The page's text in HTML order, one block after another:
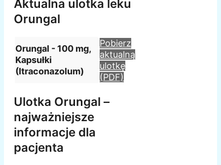
Aktualna ulotka leku
Orungal
Orungal - 100 mg,
Kapsułki
(Itraconazolum)
Pobierz
aktualną
ulotkę
(PDF)
Ulotka Orungal –
najważniejsze
informacje dla
pacjenta